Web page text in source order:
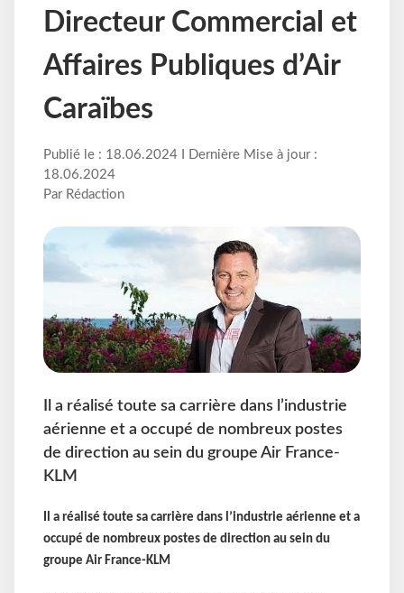
Directeur Commercial et
Affaires Publiques d’Air
Caraïbes
Publié le : 18.06.2024 I Dernière Mise à jour :
18.06.2024
Par Rédaction
Il a réalisé toute sa carrière dans l’industrie
aérienne et a occupé de nombreux postes
de direction au sein du groupe Air France-
KLM
Il a réalisé toute sa carrière dans l’industrie aérienne et a
occupé de nombreux postes de direction au sein du
groupe Air France-KLM